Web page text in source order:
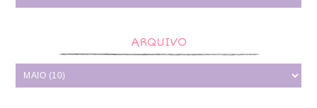
ARQUIVO